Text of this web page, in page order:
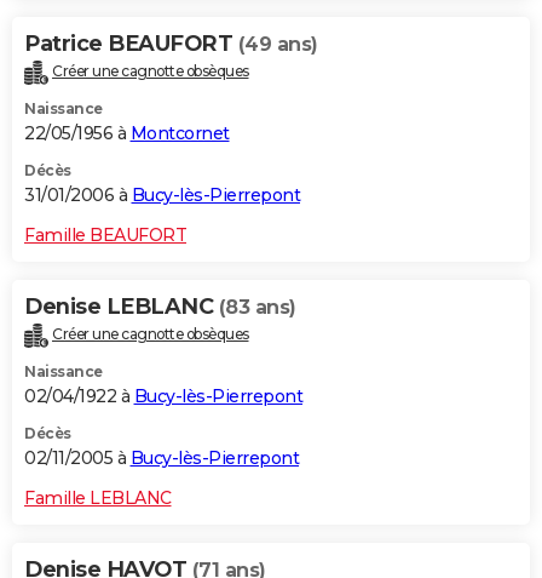
Patrice BEAUFORT (49 ans)
Créer une cagnotte obsèques
Naissance
22/05/1956 à Montcornet
Décès
31/01/2006 à Bucy-lès-Pierrepont
Famille BEAUFORT
Denise LEBLANC (83 ans)
Créer une cagnotte obsèques
Naissance
02/04/1922 à Bucy-lès-Pierrepont
Décès
02/11/2005 à Bucy-lès-Pierrepont
Famille LEBLANC
Denise HAVOT (71 ans)